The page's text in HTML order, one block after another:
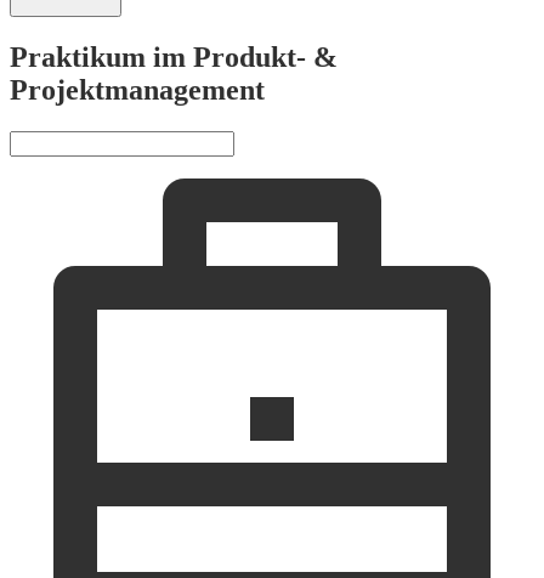
Praktikum im Produkt- &
Projektmanagement